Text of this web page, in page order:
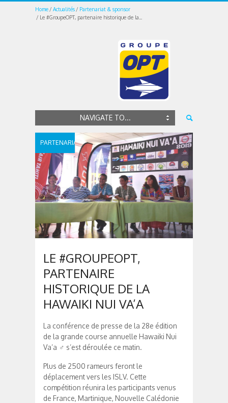
Home Actualités
Partenariat & sponsor
Le #GroupeOPT, partenaire historique de la...
NAVIGATE TO...
PARTENARIAT
SPONSOR
LE #GROUPEOPT,
PARTENAIRE
HISTORIQUE DE LA
HAWAIKI NUI VA’A
La conférence de presse de la 28e édition
de la grande course annuelle Hawaiki Nui
Va’a s’est déroulée ce matin.
Plus de 2500 rameurs feront le
déplacement vers les ISLV. Cette
compétition réunira les participants venus
de France, Martinique, Nouvelle Calédonie